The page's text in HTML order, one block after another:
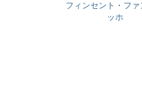
フィンセント・ファ
ッホ